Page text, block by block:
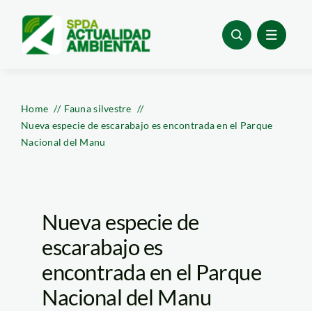
content
Home
Fauna silvestre
Nueva especie de escarabajo es encontrada en el Parque
Nacional del Manu
Nueva especie de
escarabajo es
encontrada en el Parque
Nacional del Manu